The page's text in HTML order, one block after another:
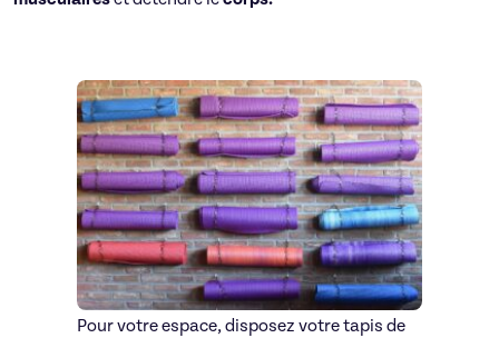
Pour votre espace, disposez votre tapis de